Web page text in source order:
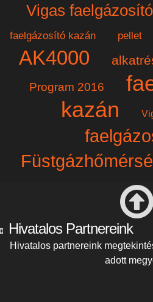
Vigas faelgázosító
faelgázosító kazán
pellet
AK4000
Program 2016
kazán
Hivatalos Partnereink
Hivatalos partnereink
adott